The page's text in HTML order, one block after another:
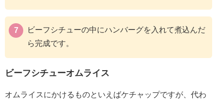
ビーフシチューの中にハンバーグを入れて煮込んだ
ら完成です。
ビーフシチューオムライス
オムライスにかけるものといえばケチャップですが、代わ